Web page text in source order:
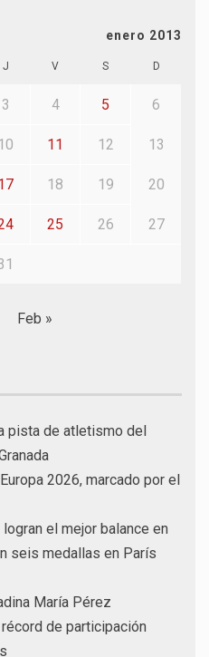
enero 2013
J V S D
3 4 5 6
10 11 12 13
18 19 20
25 26 27
Feb »
pista de atletismo del
2026, marcado por el
el mejor balance en
seis medallas en París
María Pérez
de participación